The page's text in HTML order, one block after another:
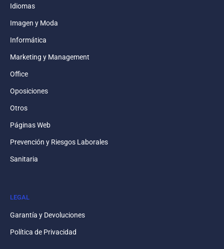
Idiomas
Imagen y Moda
Informática
Marketing y Management
Office
Oposiciones
Otros
Páginas Web
Prevención y Riesgos Laborales
Sanitaria
LEGAL
Garantía y Devoluciones
Política de Privacidad